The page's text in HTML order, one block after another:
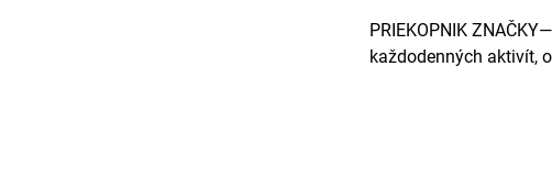
PRIEKOPNIK
každodenných aktivít,